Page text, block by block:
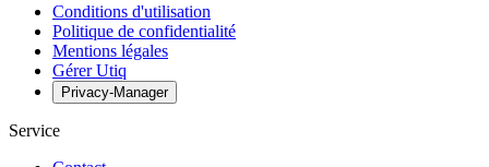
Conditions d'utilisation
Politique de confidentialité
Mentions légales
Gérer Utiq
Privacy-Manager
Service